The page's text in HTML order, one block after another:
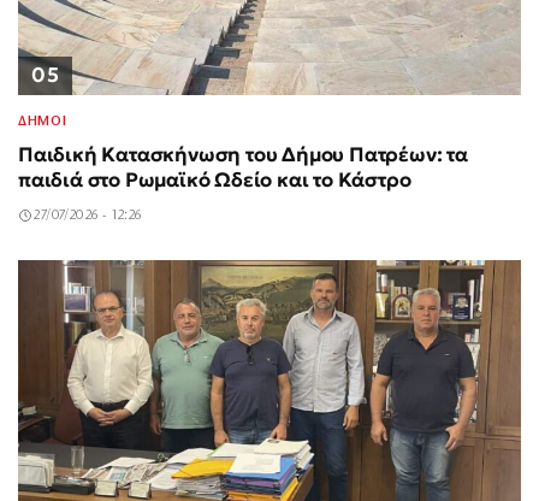
05
ΔΗΜΟΙ
Παιδική Κατασκήνωση του Δήμου Πατρέων: τα
παιδιά στο Ρωμαϊκό Ωδείο και το Κάστρο
27/07/2026 - 12:26